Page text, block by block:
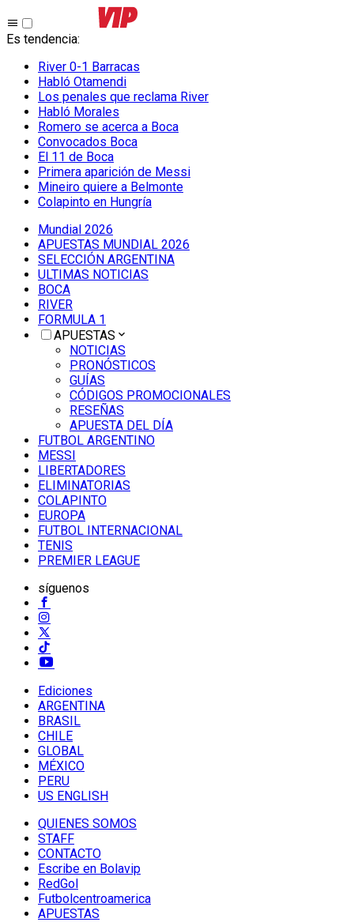
Es tendencia:
River 0-1 Barracas
Habló Otamendi
Los penales que reclama River
Habló Morales
Romero se acerca a Boca
Convocados Boca
El 11 de Boca
Primera aparición de Messi
Mineiro quiere a Belmonte
Colapinto en Hungría
Mundial 2026
APUESTAS MUNDIAL 2026
SELECCIÓN ARGENTINA
ULTIMAS NOTICIAS
BOCA
RIVER
FORMULA 1
APUESTAS
NOTICIAS
PRONÓSTICOS
GUÍAS
CÓDIGOS PROMOCIONALES
RESEÑAS
APUESTA DEL DÍA
FUTBOL ARGENTINO
MESSI
LIBERTADORES
ELIMINATORIAS
COLAPINTO
EUROPA
FUTBOL INTERNACIONAL
TENIS
PREMIER LEAGUE
síguenos
Ediciones
ARGENTINA
BRASIL
CHILE
GLOBAL
MÉXICO
PERU
US ENGLISH
QUIENES SOMOS
STAFF
CONTACTO
Escribe en Bolavip
RedGol
Futbolcentroamerica
APUESTAS